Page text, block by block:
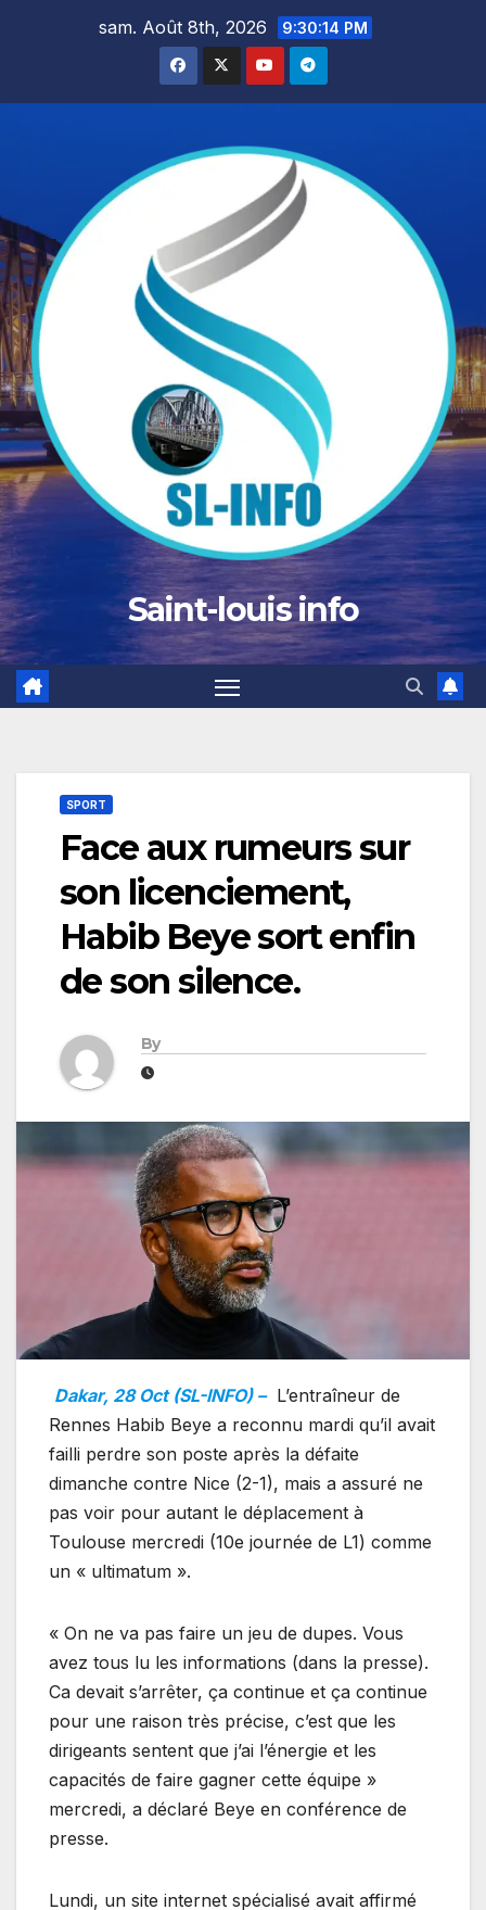
sam. Août 8th, 2026 9:30:15 PM
Saint-louis info
SPORT
Face aux rumeurs sur
son licenciement,
Habib Beye sort enfin
de son silence.
By
Dakar, 28 Oct (SL-INFO) – L’entraîneur de
Rennes Habib Beye a reconnu mardi qu’il avait
failli perdre son poste après la défaite
dimanche contre Nice (2-1), mais a assuré ne
pas voir pour autant le déplacement à
Toulouse mercredi (10e journée de L1) comme
un « ultimatum ».
« On ne va pas faire un jeu de dupes. Vous
avez tous lu les informations (dans la presse).
Ca devait s’arrêter, ça continue et ça continue
pour une raison très précise, c’est que les
dirigeants sentent que j’ai l’énergie et les
capacités de faire gagner cette équipe »
mercredi, a déclaré Beye en conférence de
presse.
Lundi, un site internet spécialisé avait affirmé